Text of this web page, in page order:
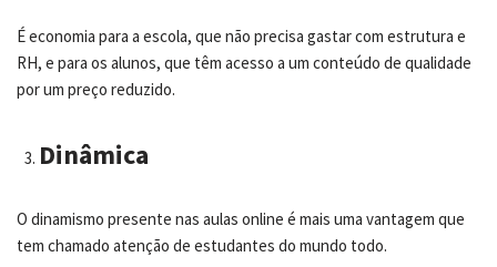
É economia para a escola, que não precisa gastar com estrutura e
RH, e para os alunos, que têm acesso a um conteúdo de qualidade
por um preço reduzido.
Dinâmica
O dinamismo presente nas aulas online é mais uma vantagem que
tem chamado atenção de estudantes do mundo todo.